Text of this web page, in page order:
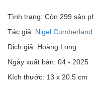
Tình trạng: Còn 299 sản
Tác giả: Nigel Cumberland
Dịch giả: Hoàng Long
Ngày xuất bản: 04 - 2025
Kích thước: 13 x 20.5 cm